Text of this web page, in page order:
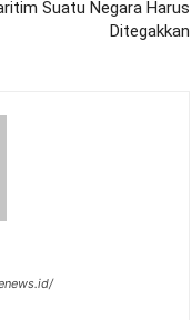
Suatu Negara Harus
Ditegakkan